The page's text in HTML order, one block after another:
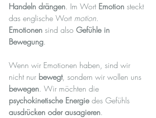
Handeln drängen. Im Wort Emotion steckt
das englische Wort motion.
Emotionen sind also Gefühle in
Bewegung.
Wenn wir Emotionen haben, sind wir
nicht nur bewegt, sondern wir wollen uns
bewegen. Wir möchten die
psychokinetische Energie des Gefühls
ausdrücken oder ausagieren.